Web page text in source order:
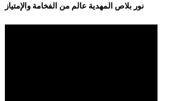
نور بلاص المهدية عالم من الفخامة والإمتياز